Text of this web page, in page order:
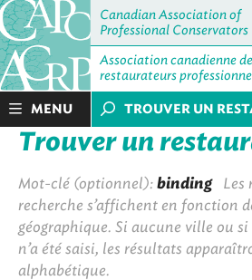
Canadian Association of
Professional Conservators
Association canadienne
restaurateurs
MENU TROUVER UN
Trouver un
Mot-clé (optionnel): bindingLes
recherche s’affichent en fonction
géographique. Si aucune ville ou
n’a été saisi, les résultats
alphabétique.